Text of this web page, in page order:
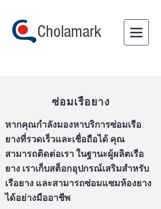
Cholamark
ซ่อมเรือยาง
หากคุณกำลังมองหาบริการซ่อมเรือ
ยางที่รวดเร็วและเชื่อถือได้ คุณ
สามารถติดต่อเรา ในฐานะผู้ผลิตเรือ
ยาง เราเก็บสต็อกอุปกรณ์เสริมสำหรับ
เรือยาง และสามารถซ่อมแซมห้องยาง
ได้อย่างมืออาชีพ ​